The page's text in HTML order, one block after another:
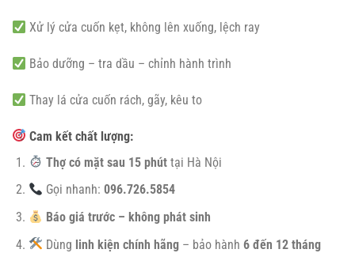
Xử lý cửa cuốn kẹt, không lên xuống, lệch ray
Bảo dưỡng – tra dầu – chỉnh hành trình
Thay lá cửa cuốn rách, gãy, kêu to
Cam kết chất lượng:
Thợ có mặt sau 15 phút tại Hà Nội
Gọi nhanh:096.726.5854
Báo giá trước – không phát sinh
Dùng linh kiện chính hãng – bảo hành6 đến 12 tháng